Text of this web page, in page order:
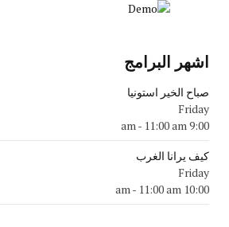
اشهر البرامج
صباح الخير استونيا
Friday
9:00 am
- 11:00 am
كيف يرانا الغرب
Friday
10:00 am
- 11:00 am